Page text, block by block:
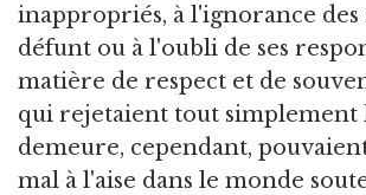
inappropriés, à l'ignorance des
défunt ou à l'oubli de ses
matière de respect et de
qui rejetaient tout simplement
demeure, cependant,
mal à l'aise dans le monde